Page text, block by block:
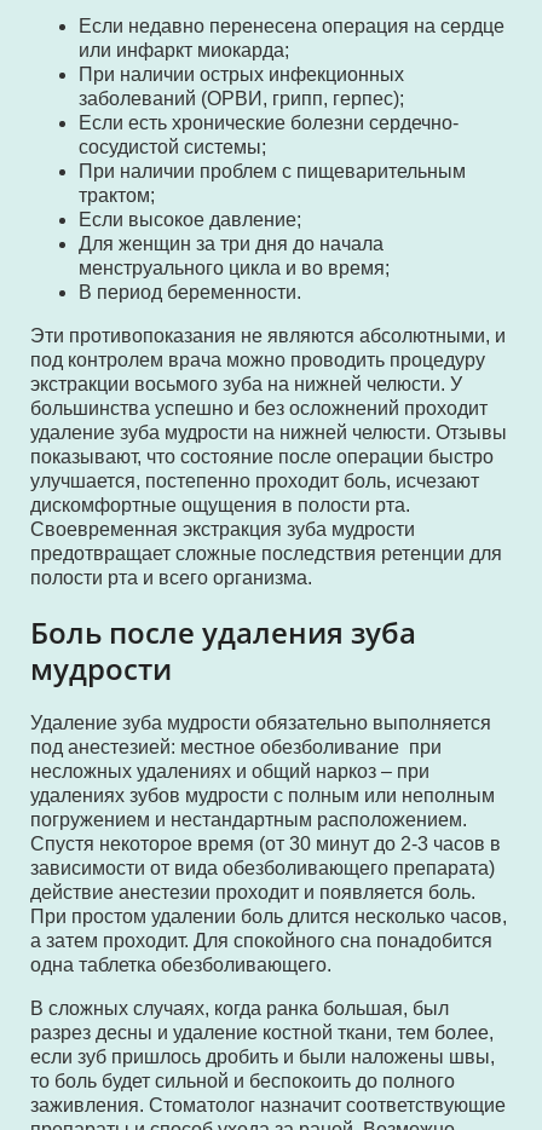
Если недавно перенесена операция на сердце
или инфаркт миокарда;
При наличии острых инфекционных
заболеваний (ОРВИ, грипп, герпес);
Если есть хронические болезни сердечно-
сосудистой системы;
При наличии проблем с пищеварительным
трактом;
Если высокое давление;
Для женщин за три дня до начала
менструального цикла и во время;
В период беременности.
Эти противопоказания не являются абсолютными, и
под контролем врача можно проводить процедуру
экстракции восьмого зуба на нижней челюсти. У
большинства успешно и без осложнений проходит
удаление зуба мудрости на нижней челюсти. Отзывы
показывают, что состояние после операции быстро
улучшается, постепенно проходит боль, исчезают
дискомфортные ощущения в полости рта.
Своевременная экстракция зуба мудрости
предотвращает сложные последствия ретенции для
полости рта и всего организма.
Боль после удаления зуба
мудрости
Удаление зуба мудрости обязательно выполняется
под анестезией: местное обезболивание при
несложных удалениях и общий наркоз – при
удалениях зубов мудрости с полным или неполным
погружением и нестандартным расположением.
Спустя некоторое время (от 30 минут до 2-3 часов в
зависимости от вида обезболивающего препарата)
действие анестезии проходит и появляется боль.
При простом удалении боль длится несколько часов,
а затем проходит. Для спокойного сна понадобится
одна таблетка обезболивающего.
В сложных случаях, когда ранка большая, был
разрез десны и удаление костной ткани, тем более,
если зуб пришлось дробить и были наложены швы,
то боль будет сильной и беспокоить до полного
заживления. Стоматолог назначит соответствующие